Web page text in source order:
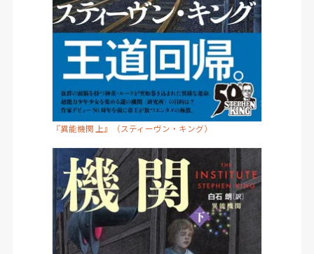
『異能機関 上』（スティーヴン・キング）